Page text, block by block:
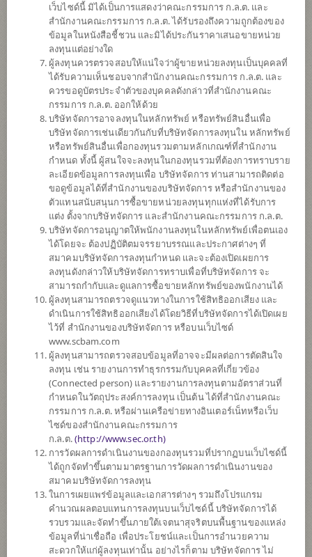
(ชนิดผู้ลงทุนกลุ่ม/บุคคล)
SCBINDEQ(P)
ความเสี่ยงสูง
6
ตั้งแต่ต้นปี
-3.19%
วันที่ 4 สิงหาคม 2569
มูลค่าหน่วยลงทุน
8.1894
0.1108
ข้อมูล ณ วันที่ 4 ส.ค. 2569
*ตามสกุลเงินของกองทุน
ข้อมูลสรุป
ผลการดำเนินงาน
ข้อมูลการสั่งซื้อขาย
ดาวน์โหลดเอกสาร
ปฏิทินวันหยุด
นโยบาย
เว็บไซด์นี้ มิได้เป็นการแสดงว่าคณะกรรมการ ก.ล.ต. และ
สำนักงานคณะกรรมการ ก.ล.ต. ได้รับรองถึงความถูกต้องของ
ข้อมูลในหนังสือชี้ชวน และมิได้ประกันราคาเสนอขายหน่วย
ลงทุนแต่อย่างใด
ผู้ลงทุนควรตรวจสอบให้แน่ใจว่าผู้ขายหน่วยลงทุนเป็นบุคคลที่
ได้รับความเห็นชอบจากสำนักงานคณะกรรมการ ก.ล.ต. และ
ควรขอดูบัตรประจำตัวของบุคคลดังกล่าวที่สำนักงานคณะ
กรรมการ ก.ล.ต. ออกให้ด้วย
บริษัทจัดการอาจลงทุนในหลักทรัพย์ หรือทรัพย์สินอื่นเพื่อ
บริษัทจัดการเช่นเดียวกันกับที่บริษัทจัดการลงทุนใน หลักทรัพย์
หรือทรัพย์สินอื่นเพื่อกองทุนรวมตามหลักเกณฑ์ที่สำนักงาน
กำหนด ทั้งนี้ ผู้สนใจจะลงทุนในกองทุนรวมที่ต้องการทราบราย
ละเอียดข้อมูลการลงทุนเพื่อ บริษัทจัดการ ท่านสามารถติดต่อ
ขอดูข้อมูลได้ที่สำนักงานของบริษัทจัดการ หรือสำนักงานของ
ตัวแทนสนับสนุนการซื้อขายหน่วยลงทุนทุกแห่งที่ได้รับการ
แต่ง ตั้งจากบริษัทจัดการ และสำนักงานคณะกรรมการ ก.ล.ต.
บริษัทจัดการอนุญาตให้พนักงานลงทุนในหลักทรัพย์เพื่อตนเอง
ได้โดยจะ ต้องปฏิบัติตมจรรยาบรรณและประกาศต่างๆ ที่
สมาคมบริษัทจัดการลงทุนกำหนด และจะต้องเปิดเผยการ
ลงทุนดังกล่าวให้บริษัทจัดการทราบเพื่อที่บริษัทจัดการ จะ
สามารถกำกับและดูแลการซื้อขายหลักทรัพย์ของพนักงานได้
ผู้ลงทุนสามารถตรวจดูแนวทางในการใช้สิทธิออกเสียง และ
ดำเนินการใช้สิทธิออกเสียงได้โดยวิธีที่บริษัทจัดการได้เปิดเผย
ไว้ที่ สำนักงานของบริษัทจัดการ หรือบนเว็บไซด์
www.scbam.com
ผู้ลงทุนสามารถตรวจสอบข้อมูลที่อาจจะมีผลต่อการตัดสินใจ
ลงทุน เช่น รายงานการทำธุรกรรมกับบุคคลที่เกี่ยวข้อง
(Connected person) และรายงานการลงทุนตามอัตราส่วนที่
กำหนดในวัตถุประสงค์การลงทุน เป็นต้น ได้ที่สำนักงานคณะ
กรรมการ ก.ล.ต. หรือผ่านเครือข่ายทางอินเตอร์เน็ทหรือเว็บ
ไซด์ของสำนักงานคณะกรรมการ
ก.ล.ต.(http://www.sec.or.th)
การวัดผลการดำเนินงานของกองทุนรวมที่ปรากฏบนเว็บไซด์นี้
ได้ถูกจัดทำขึ้นตามมาตรฐานการวัดผลการดำเนินงานของ
สมาคมบริษัทจัดการลงทุน
ในการเผยแพร่ข้อมูลและเอกสารต่างๆ รวมถึงโปรแกรม
คำนวณผลตอบแทนการลงทุนบนเว็บไซด์นี้ บริษัทจัดการได้
รวบรวมและจัดทำขึ้นภายใต้เจตนาสุจริตบนพื้นฐานของแหล่ง
ข้อมูลที่น่าเชื่อถือ เพื่อประโยชน์และเป็นการอำนวยความ
สะดวกให้แก่ผู้ลงทุนเท่านั้น อย่างไรก็ตาม บริษัทจัดการ ไม่